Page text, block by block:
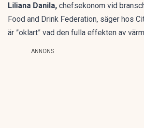
Liliana Danila, chefsekonom vid
Food and Drink Federation, säger hos
är ”oklart” vad den fulla effekten av
ANNONS